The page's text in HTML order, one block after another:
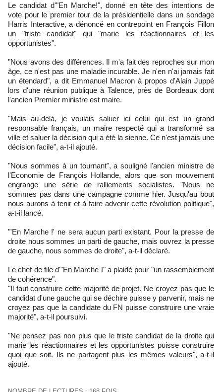
Le candidat d'"En Marche!", donné en tête des intentions de
vote pour le premier tour de la présidentielle dans un sondage
Harris Interactive, a dénoncé en contrepoint en François Fillon
un "triste candidat" qui "marie les réactionnaires et les
opportunistes".
"Nous avons des différences. Il m'a fait des reproches sur mon
âge, ce n'est pas une maladie incurable. Je n'en n'ai jamais fait
un étendard", a dit Emmanuel Macron à propos d'Alain Juppé
lors d'une réunion publique à Talence, près de Bordeaux dont
l'ancien Premier ministre est maire.
"Mais au-delà, je voulais saluer ici celui qui est un grand
responsable français, un maire respecté qui a transformé sa
ville et saluer la décision qui a été la sienne. Ce n'est jamais une
décision facile", a-t-il ajouté.
"Nous sommes à un tournant", a souligné l'ancien ministre de
l'Economie de François Hollande, alors que son mouvement
engrange une série de ralliements socialistes. "Nous ne
sommes pas dans une campagne comme hier. Jusqu'au bout
nous aurons à tenir et à faire advenir cette révolution politique",
a-t-il lancé.
"'En Marche !' ne sera aucun parti existant. Pour la presse de
droite nous sommes un parti de gauche, mais ouvrez la presse
de gauche, nous sommes de droite", a-t-il déclaré.
Le chef de file d'"En Marche !" a plaidé pour "un rassemblement
de cohérence".
"Il faut construire cette majorité de projet. Ne croyez pas que le
candidat d'une gauche qui se déchire puisse y parvenir, mais ne
croyez pas que la candidate du FN puisse construire une vraie
majorité", a-t-il poursuivi.
"Ne pensez pas non plus que le triste candidat de la droite qui
marie les réactionnaires et les opportunistes puisse construire
quoi que soit. Ils ne partagent plus les mêmes valeurs", a-t-il
ajouté.